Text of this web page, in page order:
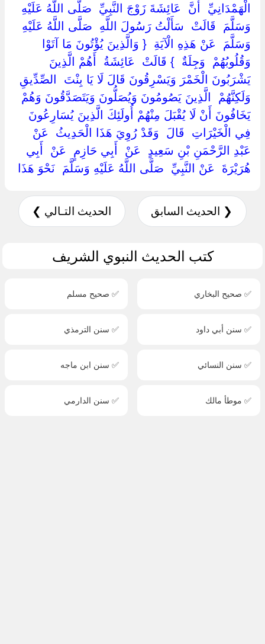
الْهَمْدَانِيِّ ‏ ‏أَنَّ ‏ ‏عَائِشَةَ زَوْجَ النَّبِيِّ ‏ ‏صَلَّى اللَّهُ عَلَيْهِ
وَسَلَّمَ ‏ ‏قَالَتْ ‏ ‏سَأَلْتُ رَسُولَ اللَّهِ ‏ ‏صَلَّى اللَّهُ عَلَيْهِ
وَسَلَّمَ ‏ ‏عَنْ هَذِهِ الْآيَةِ ‏ { ‏وَالَّذِينَ يُؤْتُونَ مَا آتَوْا
وَقُلُوبُهُمْ ‏ ‏وَجِلَةٌ ‏ } ‏قَالَتْ ‏ ‏عَائِشَةُ ‏ ‏أَهُمْ الَّذِينَ
يَشْرَبُونَ الْخَمْرَ وَيَسْرِقُونَ قَالَ لَا يَا بِنْتَ ‏ ‏الصِّدِّيقِ ‏
‏وَلَكِنَّهُمْ ‏ ‏الَّذِينَ يَصُومُونَ وَيُصَلُّونَ وَيَتَصَدَّقُونَ وَهُمْ
يَخَافُونَ أَنْ لَا يُقْبَلَ مِنْهُمْ أُولَئِكَ الَّذِينَ يُسَارِعُونَ
فِي الْخَيْرَاتِ ‏ ‏قَالَ ‏ ‏وَقَدْ رُوِيَ هَذَا الْحَدِيثُ ‏ ‏عَنْ ‏
‏عَبْدِ الرَّحْمَنِ بْنِ سَعِيدٍ ‏ ‏عَنْ ‏ ‏أَبِي حَازِمٍ ‏ ‏عَنْ ‏ ‏أَبِي
هُرَيْرَةَ ‏ ‏عَنْ النَّبِيِّ ‏ ‏صَلَّى اللَّهُ عَلَيْهِ وَسَلَّمَ ‏ ‏نَحْوَ هَذَا ‏
❮ الحديث السابق الحديث التـالي ❯
كتب الحديث النبوي الشريف
✅ صحيح البخاري ✅ صحيح مسلم
✅ سنن أبي داود ✅ سنن الترمذي
✅ سنن النسائي ✅ سنن ابن ماجه
✅ موطأ مالك ✅ سنن الدارمي